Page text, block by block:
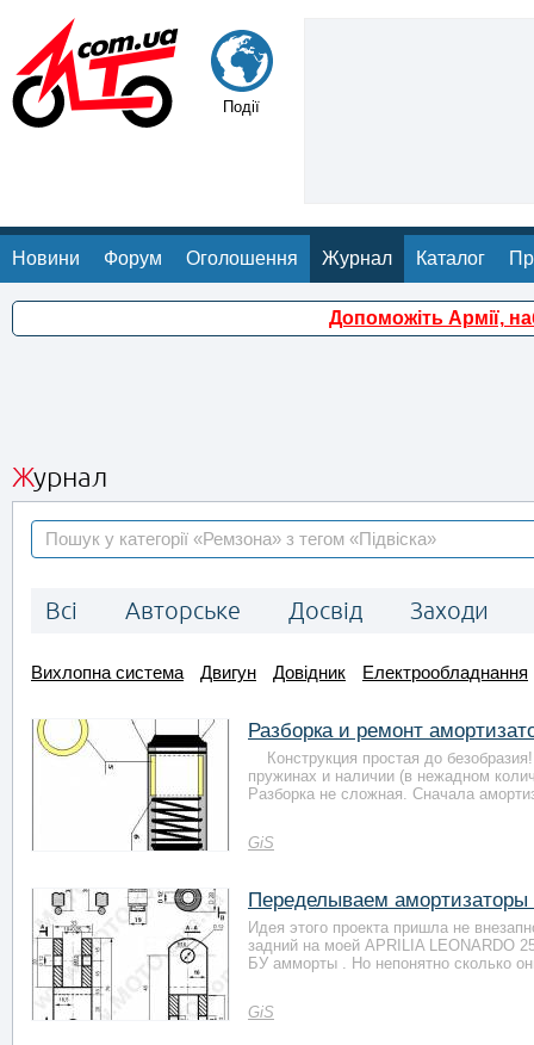
Події
Новини Форум Оголошення Журнал Каталог
Допоможіть Армії,
Журнал
Всі Авторське Досвід Заходи
Вихлопна система Двигун Довідник Електрообладнання
GiS
Разборка и ремонт
Конструкция простая до
пружинах и наличии (в нежадном
Разборка не сложная. Сначала
GiS
Переделываем амортизаторы
Идея этого проекта пришла не
задний на моей APRILIA LEONARDO
БУ амморты . Но непонятно сколько